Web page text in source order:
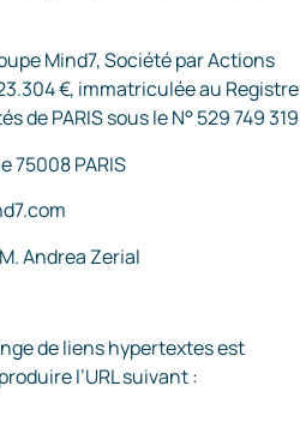
Mind7, Société par Actions
€, immatriculée au Registre
de PARIS sous le N° 529 749 319
75008 PARIS
M. Andrea Zerial
de liens hypertextes est
l’URL suivant :